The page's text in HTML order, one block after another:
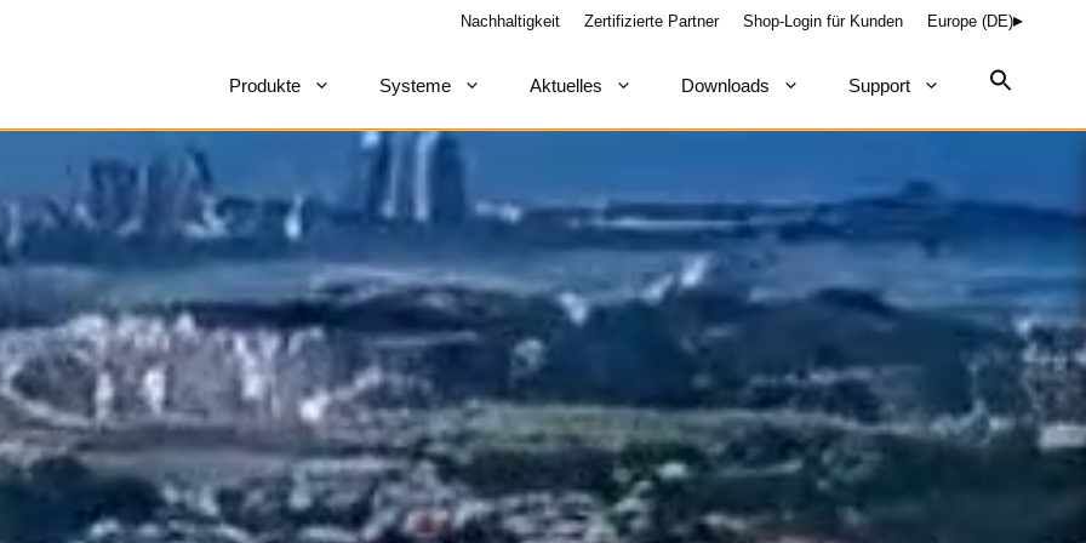
Nachhaltigkeit Zertifizierte Partner Shop-Login für Kunden Europe (DE)
Produkte Systeme Aktuelles Downloads Support